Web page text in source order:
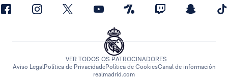
VER TODOS OS PATROCINADORES
Aviso LegalPolítica de PrivacidadePolítica de CookiesCanal de información
realmadrid.com